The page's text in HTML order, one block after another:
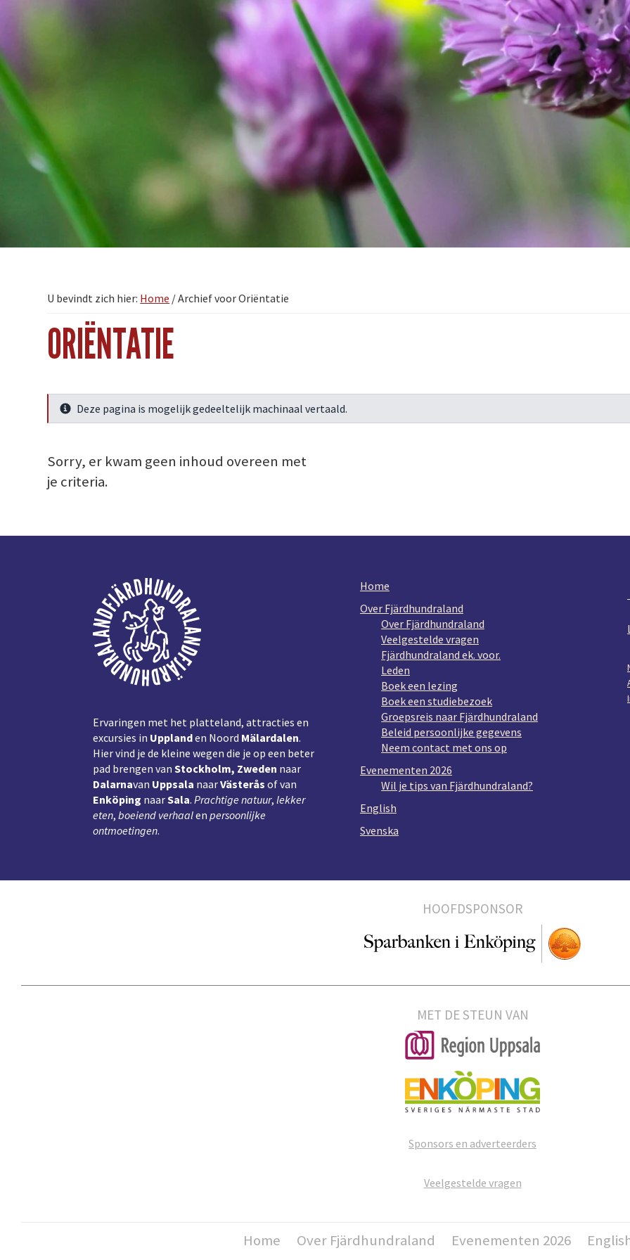
U bevindt zich hier: Home /Archief voor Oriëntatie
ORIËNTATIE
Meer info
Deze pagina is mogelijk gedeeltelijk machinaal vertaald.
Sorry, er kwam geen inhoud overeen met
je criteria.
Ervaringen met het platteland, attracties en
excursies in Upplanden Noord Mälardalen.
Hier vind je de kleine wegen die je op een beter
pad brengen van Stockholm, Zweden naar
Dalarnavan Uppsala naarVästerås of van
Enköping naarSala. Prachtige natuur, lekker
eten, boeiend verhaalen persoonlijke
ontmoetingen.
Home
Over Fjärdhundraland
Over Fjärdhundraland
Veelgestelde vragen
Fjärdhundraland ek. voor.
Leden
Boek een lezing
Boek een studiebezoek
Groepsreis naar Fjärdhundraland
Beleid persoonlijke gegevens
Neem contact met ons op
Evenementen 2026
Wil je tips van Fjärdhundraland?
English
Svenska
HOOFDSPONSOR
MET DE STEUN VAN
Sponsors en adverteerders
Veelgestelde vragen
Home Over Fjärdhundraland Evenementen 2026